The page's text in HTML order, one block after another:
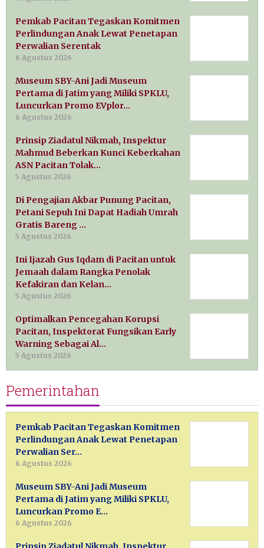
Pemkab Pacitan Tegaskan Komitmen
Perlindungan Anak Lewat Penetapan
Perwalian Serentak
6 Agustus 2026
Museum SBY-Ani Jadi Museum
Pertama di Jatim yang Miliki SPKLU,
Luncurkan Promo EVplor…
6 Agustus 2026
Prinsip Ziadatul Nikmah, Inspektur
Mahmud Beberkan Kunci Keberkahan
ASN Pacitan Tolak…
5 Agustus 2026
Di Pengajian Akbar Punung Pacitan,
Petani Sepuh Ini Dapat Hadiah Umrah
Gratis Bareng …
5 Agustus 2026
Ini Ijazah Gus Iqdam di Pacitan untuk
Jemaah dalam Rangka Penolak
Kefakiran dan Kelan…
5 Agustus 2026
Optimalkan Pencegahan Korupsi
Pacitan, Inspektorat Fungsikan Early
Warning Sebagai Al…
5 Agustus 2026
Pemerintahan
Pemkab Pacitan Tegaskan Komitmen
Perlindungan Anak Lewat Penetapan
Perwalian Ser…
6 Agustus 2026
Museum SBY-Ani Jadi Museum
Pertama di Jatim yang Miliki SPKLU,
Luncurkan Promo E…
6 Agustus 2026